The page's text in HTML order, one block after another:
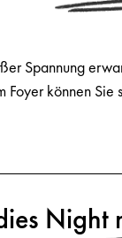
Spannung
Foyer können
Night